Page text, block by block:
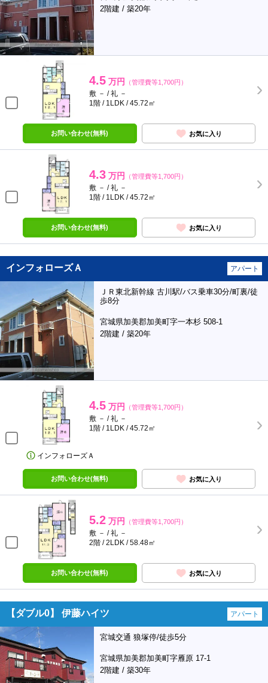
2階建 / 築20年
4.5 万円 （管理費等1,700円）
敷 － / 礼 －
1階 / 1LDK / 45.72㎡
お問い合わせ(無料) お気に入り
4.3 万円 （管理費等1,700円）
敷 － / 礼 －
1階 / 1LDK / 45.72㎡
お問い合わせ(無料) お気に入り
インフォローズＡ アパート
ＪＲ東北新幹線 古川駅/バス乗車30分/町裏/徒
歩8分
宮城県加美郡加美町字一本杉 508-1
2階建 / 築20年
4.5 万円 （管理費等1,700円）
敷 － / 礼 －
1階 / 1LDK / 45.72㎡
インフォローズＡ
お問い合わせ(無料) お気に入り
5.2 万円 （管理費等1,700円）
敷 － / 礼 －
2階 / 2LDK / 58.48㎡
お問い合わせ(無料) お気に入り
【ダブル0】 伊藤ハイツ アパート
宮城交通 狼塚停/徒歩5分
宮城県加美郡加美町字雁原 17-1
2階建 / 築30年